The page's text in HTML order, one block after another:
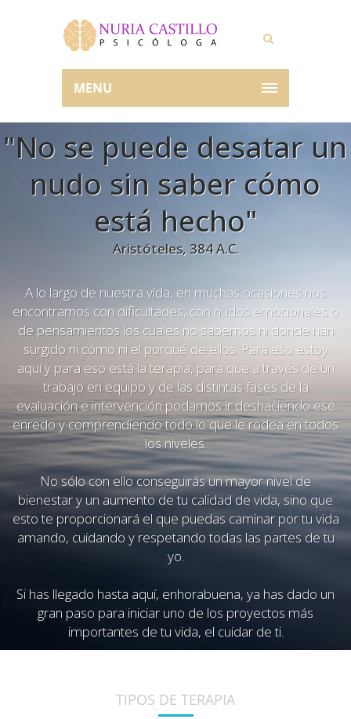
MENU
"No se puede desatar un
nudo sin saber cómo
está hecho"
Aristóteles, 384 A.C.
A lo largo de nuestra vida, en muchas ocasiones nos
encontramos con dificultades, con nudos emocionales o
de pensamientos los cuales no sabemos ni dónde han
surgido ni cómo ni el porqué de ellos. Para eso estoy
aquí y para eso está la terapia, para que a través de un
trabajo en equipo y de las distintas fases de la
evaluación e intervención podamos ir deshaciendo ese
enredo y comprendiendo todo lo que le rodea en todos
los niveles.
No sólo con ello conseguirás un mayor nivel de
bienestar y un aumento de tu calidad de vida, sino que
esto te proporcionará el que puedas caminar por tu vida
amando, cuidando y respetando todas las partes de tu
yo.
Si has llegado hasta aquí, enhorabuena, ya has dado un
gran paso para iniciar uno de los proyectos más
importantes de tu vida, el cuidar de ti.
TIPOS DE TERAPIA